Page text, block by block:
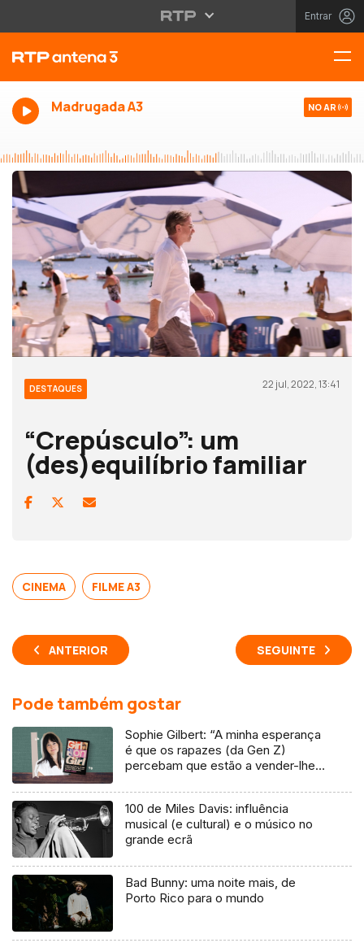
Entrar
Madrugada A3 NO AR
DESTAQUES 22 jul, 2022, 13:41
“Crepúsculo”: um
(des)equilíbrio familiar
CINEMA FILME A3
ANTERIOR SEGUINTE
Pode também gostar
Sophie Gilbert: “A minha esperança
é que os rapazes (da Gen Z)
percebam que estão a vender-lhes
100 de Miles Davis: influência
musical (e cultural) e o músico no
grande ecrã
Bad Bunny: uma noite mais, de
Porto Rico para o mundo